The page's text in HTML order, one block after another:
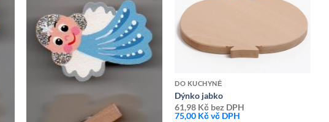
Přidat k
oblíbeným
Přidat k
oblíbeným
DO KUCHYNĚ
Dýnko jabko
61,98 Kč bez DPH
75,00 Kčvč DPH